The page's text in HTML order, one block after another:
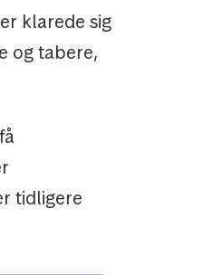
klarede sig
og tabere,
tidligere